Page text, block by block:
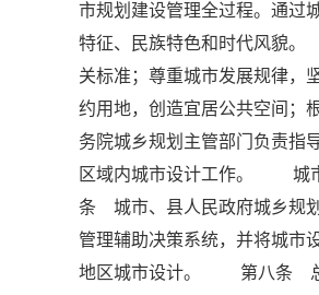
市规划建设管理全过程。通过
特征、民族特色和时代风貌
关标准；尊重城市发展规律，
约用地，创造宜居公共空间
务院城乡规划主管部门负责
区域内城市设计工作。 城
条 城市、县人民政府城乡规
管理辅助决策系统，并将城
地区城市设计。 第八条 总体